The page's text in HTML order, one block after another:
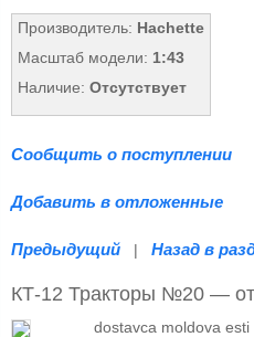
Производитель: Hachette
Масштаб модели: 1:43
Наличие: Отсутствует
Сообщить о поступлении
Добавить в отложенные
Предыдущий | Назад в
КТ-12 Тракторы №20 —
dostavca moldova esti